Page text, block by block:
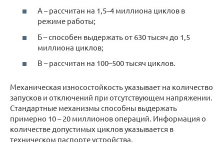
А – рассчитан на 1,5–4 миллиона циклов в
режиме работы;
Б – способен выдержать от 630 тысяч до 1,5
миллиона циклов;
В – рассчитан на 100–500 тысяч циклов.
Механическая износостойкость указывает на количество
запусков и отключений при отсутствующем напряжении.
Стандартные механизмы способны выдержать
примерно 10 – 20 миллионов операций. Информация о
количестве допустимых циклов указывается в
техническом паспорте устройства.